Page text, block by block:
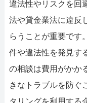
違法性やリスクを回
法や貸金業法に違反
らうことが重要です
件や違法性を発見す
の相談は費用がかか
きなトラブルを防ぐ
タリングを利用する